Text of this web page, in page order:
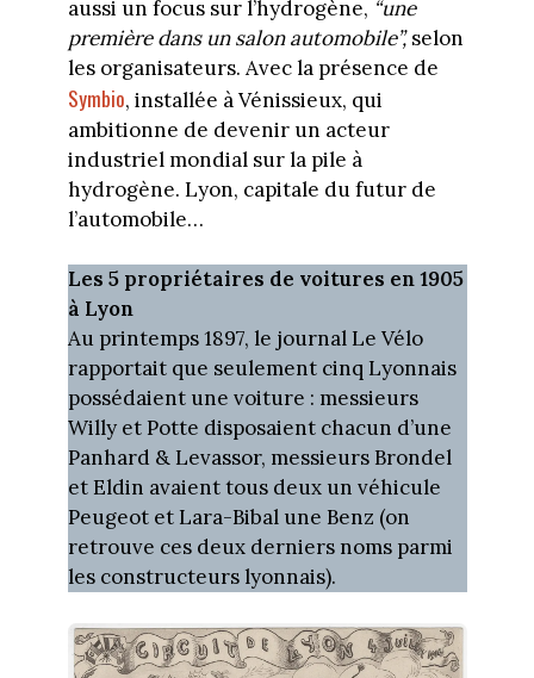
aussi un focus sur l’hydrogène, “une
première dans un salon automobile”,selon
les organisateurs. Avec la présence de
Symbio, installée à Vénissieux, qui
ambitionne de devenir un acteur
industriel mondial sur la pile à
hydrogène. Lyon, capitale du futur de
l’automobile…
Les 5 propriétaires de voitures en 1905
à Lyon
Au printemps 1897, le journal Le Vélo
rapportait que seulement cinq Lyonnais
possédaient une voiture : messieurs
Willy et Potte disposaient chacun d’une
Panhard & Levassor, messieurs Brondel
et Eldin avaient tous deux un véhicule
Peugeot et Lara-Bibal une Benz (on
retrouve ces deux derniers noms parmi
les constructeurs lyonnais).